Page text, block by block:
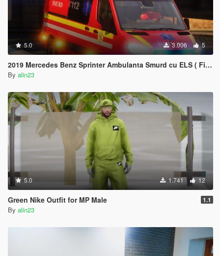
5.0 3.006 5
2019 Mercedes Benz Sprinter Ambulanta Smurd cu ELS ( Fictional ) 1.1
By alin23
5.0 1.741 12
Green Nike Outfit for MP Male 1.1
By alin23